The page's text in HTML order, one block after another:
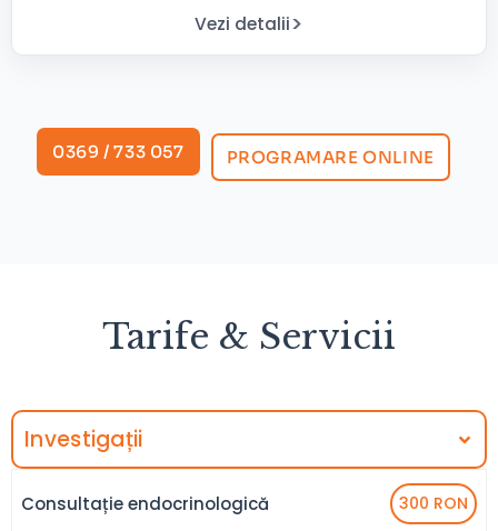
Vezi detalii
0369 / 733 057 PROGRAMARE ONLINE
Tarife & Servicii
Investigații
Consultație endocrinologică 300 RON